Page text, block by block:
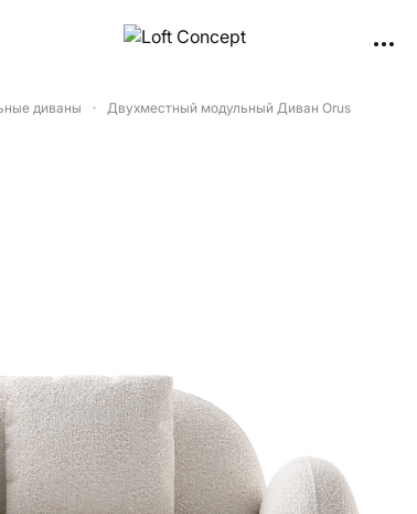
диваны Двухместный модульный Диван Orus